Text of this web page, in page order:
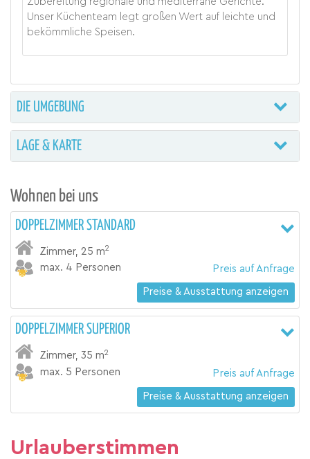
Unser Küchenteam legt großen Wert auf leichte und
bekömmliche Speisen.
DIE UMGEBUNG
LAGE & KARTE
Wohnen bei uns
DOPPELZIMMER STANDARD
Zimmer, 25 m2
max. 4 Personen Preis auf Anfrage
Preise & Ausstattung anzeigen
DOPPELZIMMER SUPERIOR
Zimmer,35 m2
max. 5 Personen Preis auf Anfrage
Preise & Ausstattung anzeigen
Urlauberstimmen